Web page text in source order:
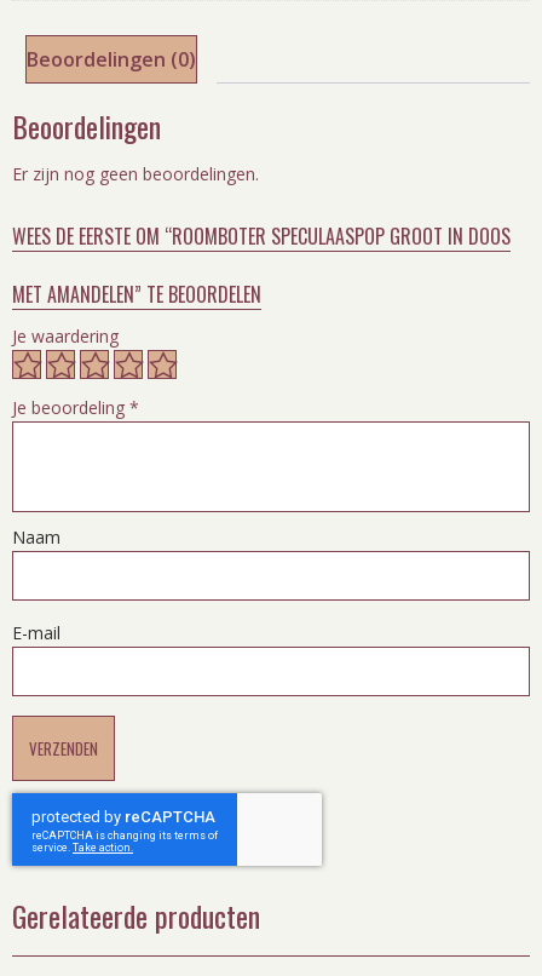
Beoordelingen (0)
Beoordelingen
Er zijn nog geen beoordelingen.
WEES DE EERSTE OM “ROOMBOTER SPECULAASPOP GROOT IN DOOS
MET AMANDELEN” TE BEOORDELEN
Je waardering
Je beoordeling *
Naam
E-mail
Gerelateerde producten